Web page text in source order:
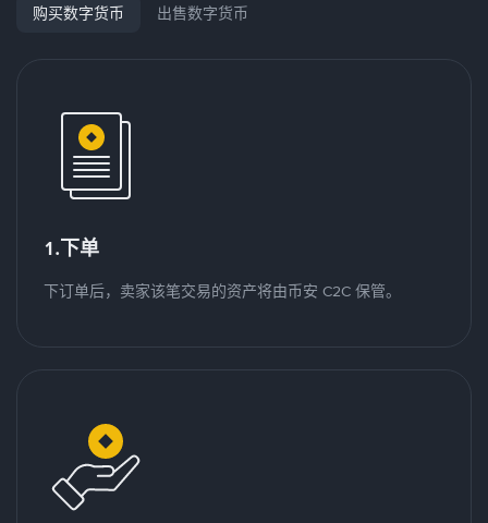
购买数字货币 出售数字货币
1.下单
下订单后，卖家该笔交易的资产将由币安 C2C 保管。